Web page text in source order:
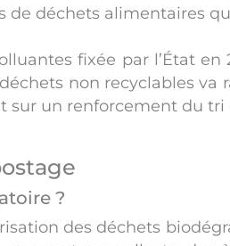
de déchets alimentaires
fixée par l’État
non recyclables
sur un renforcement du tri
?
des déchets